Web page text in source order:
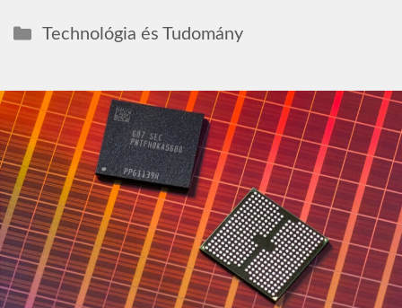
Kategória
Technológia és Tudomány